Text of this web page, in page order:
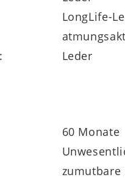
sowie der fünf
LongLife-
Leder
60 Monate
zumutbare